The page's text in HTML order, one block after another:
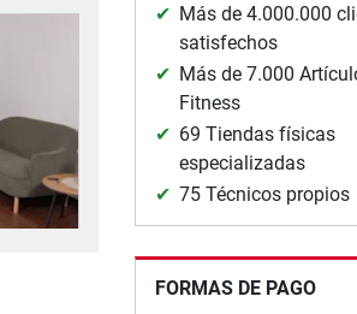
Más de 4.000.000
satisfechos
Más de 7.000
Fitness
69 Tiendas físicas
especializadas
75 Técnicos propios
FORMAS DE PAGO